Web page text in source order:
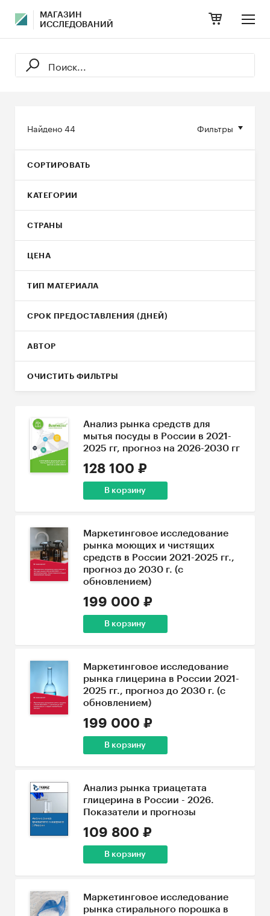
МАГАЗИН
ИССЛЕДОВАНИЙ
Фильтры
Найдено44
СОРТИРОВАТЬ
КАТЕГОРИИ
СТРАНЫ
ЦЕНА
ТИП МАТЕРИАЛА
СРОК ПРЕДОСТАВЛЕНИЯ (ДНЕЙ)
АВТОР
ОЧИСТИТЬ ФИЛЬТРЫ
Анализ рынка средств для
мытья посуды в России в 2021-
2025 гг, прогноз на 2026-2030 гг
128 100 ₽
В корзину
Маркетинговое исследование
рынка моющих и чистящих
средств в России 2021-2025 гг.,
прогноз до 2030 г. (с
обновлением)
199 000 ₽
В корзину
Маркетинговое исследование
рынка глицерина в России 2021-
2025 гг., прогноз до 2030 г. (с
обновлением)
199 000 ₽
В корзину
Анализ рынка триацетата
глицерина в России - 2026.
Показатели и прогнозы
109 800 ₽
В корзину
Маркетинговое исследование
рынка стирального порошка в